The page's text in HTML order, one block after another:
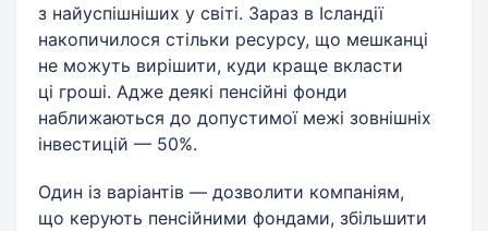
з найуспішніших у світі. Зараз в Ісландії
накопичилося стільки ресурсу, що мешканці
не можуть вирішити, куди краще вкласти
ці гроші. Адже деякі пенсійні фонди
наближаються до допустимої межі зовнішніх
інвестицій — 50%.
Один із варіантів — дозволити компаніям,
що керують пенсійними фондами, збільшити